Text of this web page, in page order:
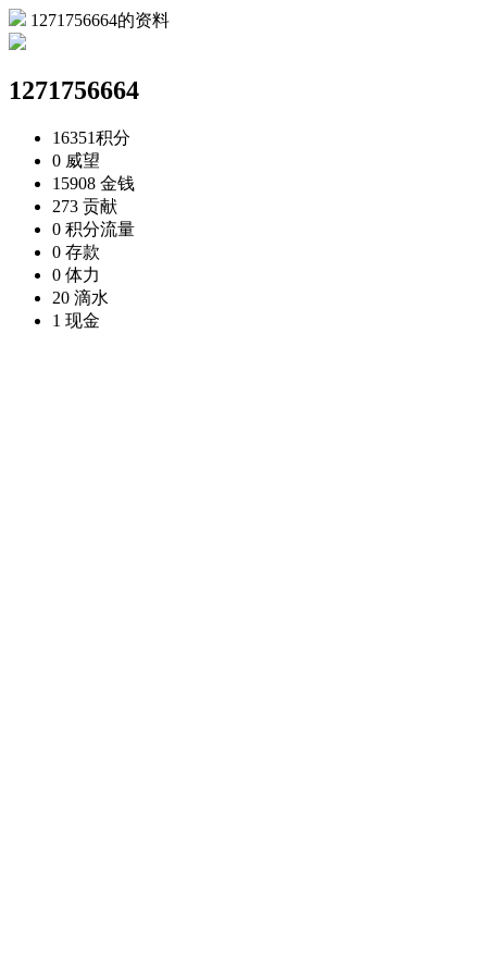
1271756664的资料
1271756664
16351积分
0 威望
15908 金钱
273 贡献
0 积分流量
0 存款
0 体力
20 滴水
1 现金